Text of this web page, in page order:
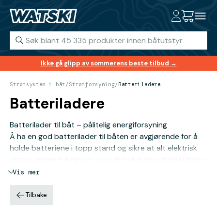
Ikke gå glipp av sommerens beste tilbud →
Strømsystem i båt /Strømforsyning/Batteriladere
Batteriladere
Batterilader til båt – pålitelig energiforsyning
Å ha en god batterilader til båten er avgjørende for å
holde batteriene i topp stand og sikre at alt elektrisk
du et bredt utvalg av ladere fra kjente merker som
Victron og 1852 Marine Quality, designet for å lade
båtens batterier effektivt og trygt, uansett værforhold.
Når du velger batterilader, bør du ta hensyn til noen
Vis mer
Tilbake